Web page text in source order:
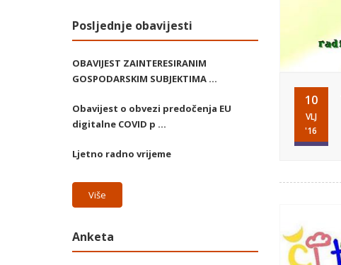
Posljednje obavijesti
OBAVIJEST ZAINTERESIRANIM
GOSPODARSKIM SUBJEKTIMA ...
Obavijest o obvezi predočenja EU
digitalne COVID p ...
Ljetno radno vrijeme
Više
Anketa
10
VLJ
'16